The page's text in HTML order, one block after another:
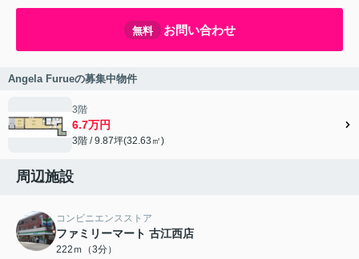
無料 お問い合わせ
Angela Furueの募集中物件
3階
6.7万円
3階 / 9.87坪(32.63㎡)
周辺施設
コンビニエンスストア
ファミリーマート 古江西店
222ｍ（3分）